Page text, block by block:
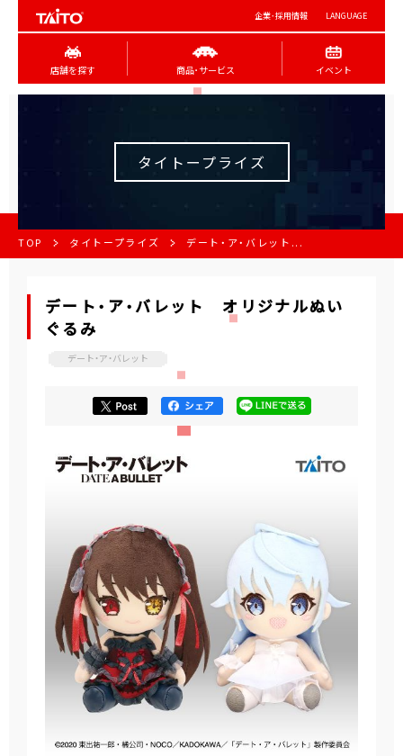
企業･採用情報 LANGUAGE
店舗を探す 商品･サービス イベント
タイトープライズ
TOP タイトープライズ デート・ア・バレット...
デート・ア・バレット オリジナルぬい
ぐるみ
デート・ア・バレット